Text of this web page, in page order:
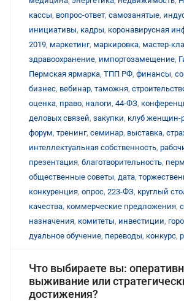
кассы, вопрос-ответ, самозанятые,
инициативы, кадры, коронавирусная
2019, маркетинг, маркировка, мастер-
здравоохранение, импортозамещение,
Пермская ярмарка, ТПП РФ, финансы,
бизнес, вебинар, таможня,
оценка, право, налоги, 44-ФЗ,
деловых связей, закупки, клуб женщин-
форум, тренинг, семинар, выставка,
интеллектуальная собственность,
презентация, благотворительность,
общественные советы, дата,
конкуренция, опрос, 223-ФЗ, круглый
качества, коммерческие предложения,
назначения, комитеты, инвестиции,
дуальное обучение, переводы, конкурс,
Что выбираете вы:
выживание или
достижения?